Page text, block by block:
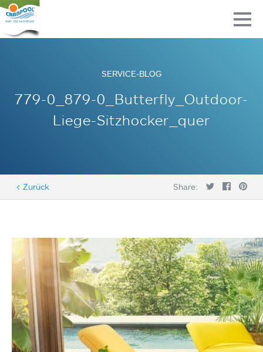
SERVICE-BLOG
779-0_879-0_Butterfly_Outdoor-
Liege-Sitzhocker_quer
< Zurück Share: